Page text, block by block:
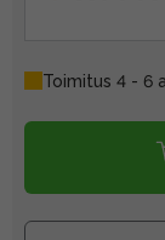
Toimitus 4 - 6